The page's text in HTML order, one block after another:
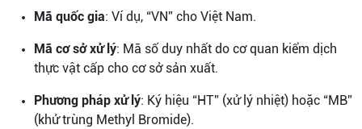
Mã quốc gia: Ví dụ, “VN” cho Việt Nam.
Mã cơ sở xử lý: Mã số duy nhất do cơ quan kiểm dịch
thực vật cấp cho cơ sở sản xuất.
Phương pháp xử lý: Ký hiệu “HT” (xử lý nhiệt) hoặc “MB”
(khử trùng Methyl Bromide).